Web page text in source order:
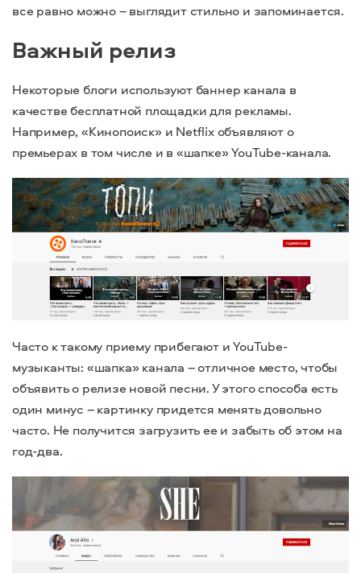
все равно можно – выглядит стильно и запоминается.
Важный релиз
Некоторые блоги используют баннер канала в
качестве бесплатной площадки для рекламы.
Например, «Кинопоиск» и Netflix объявляют о
премьерах в том числе и в «шапке» YouTube-канала.
Часто к такому приему прибегают и YouTube-
музыканты: «шапка» канала – отличное место, чтобы
объявить о релизе новой песни. У этого способа есть
один минус – картинку придется менять довольно
часто. Не получится загрузить ее и забыть об этом на
год-два.